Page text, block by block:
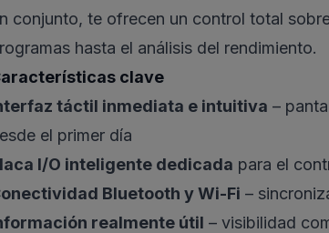
conjunto, te ofrecen un control total
hasta el análisis del rendimiento.
clave
táctil inmediata e intuitiva –
el primer día
I/O inteligente dedicada para el
Bluetooth y Wi-Fi –
realmente útil – visibilidad